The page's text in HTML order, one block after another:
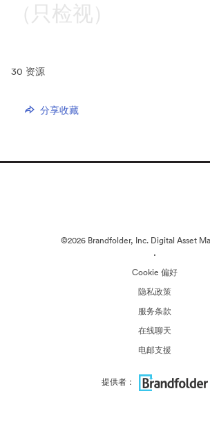
（只检视）
30 资源
分享收藏
©2026 Brandfolder, Inc. Digital Asset
·
Cookie 偏好
隐私政策
服务条款
在线聊天
电邮支援
提供者：